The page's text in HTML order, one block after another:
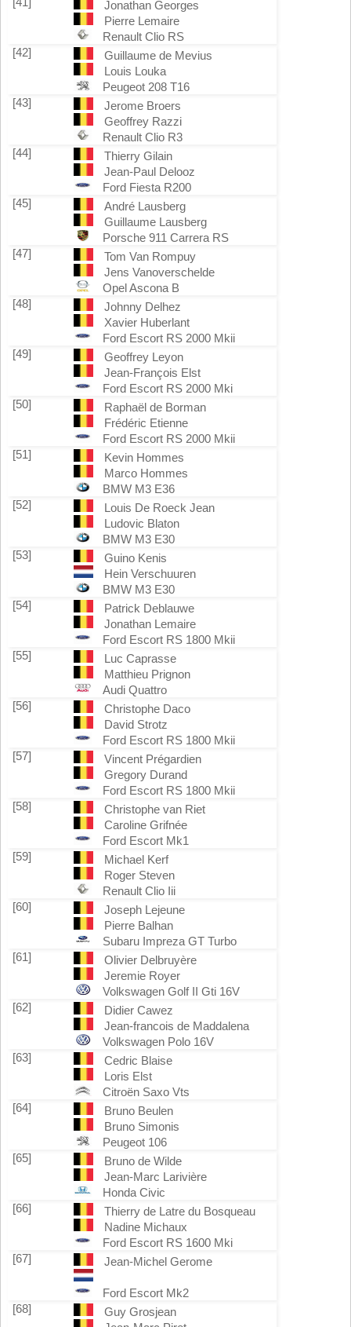
Jonathan Georges
Pierre Lemaire
Renault Clio RS
[42]
Guillaume de Mevius
Louis Louka
Peugeot 208 T16
[43]
Jerome Broers
Geoffrey Razzi
Renault Clio R3
[44]
Thierry Gilain
Jean-Paul Delooz
Ford Fiesta R200
[45]
André Lausberg
Guillaume Lausberg
Porsche 911 Carrera RS
[47]
Tom Van Rompuy
Jens Vanoverschelde
Opel Ascona B
[48]
Johnny Delhez
Xavier Huberlant
Ford Escort RS 2000 Mkii
[49]
Geoffrey Leyon
Jean-François Elst
Ford Escort RS 2000 Mki
[50]
Raphaël de Borman
Frédéric Etienne
Ford Escort RS 2000 Mkii
[51]
Kevin Hommes
Marco Hommes
BMW M3 E36
[52]
Louis De Roeck Jean
Ludovic Blaton
BMW M3 E30
[53]
Guino Kenis
Hein Verschuuren
BMW M3 E30
[54]
Patrick Deblauwe
Jonathan Lemaire
Ford Escort RS 1800 Mkii
[55]
Luc Caprasse
Matthieu Prignon
Audi Quattro
[56]
Christophe Daco
David Strotz
Ford Escort RS 1800 Mkii
[57]
Vincent Prégardien
Gregory Durand
Ford Escort RS 1800 Mkii
[58]
Christophe van Riet
Caroline Grifnée
Ford Escort Mk1
[59]
Michael Kerf
Roger Steven
Renault Clio Iii
[60]
Joseph Lejeune
Pierre Balhan
Subaru Impreza GT Turbo
[61]
Olivier Delbruyère
Jeremie Royer
Volkswagen Golf II Gti 16V
[62]
Didier Cawez
Jean-francois de Maddalena
Volkswagen Polo 16V
[63]
Cedric Blaise
Loris Elst
Citroën Saxo Vts
[64]
Bruno Beulen
Bruno Simonis
Peugeot 106
[65]
Bruno de Wilde
Jean-Marc Larivière
Honda Civic
[66]
Thierry de Latre du Bosqueau
Nadine Michaux
Ford Escort RS 1600 Mki
[67]
Jean-Michel Gerome
Ford Escort Mk2
[68]
Guy Grosjean